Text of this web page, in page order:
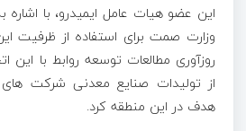
این عضو هیات عامل ایمیدرو، با
وزارت صمت برای استفاده از ظرفیت
روزآوری مطالعات توسعه روابط با
از تولیدات صنایع معدنی شرکت های
هدف در این منطقه کرد.